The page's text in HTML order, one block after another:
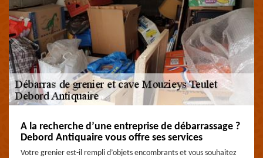
A la recherche d’une entreprise de débarrassage ?
Debord Antiquaire vous offre ses services
Votre grenier est-il rempli d’objets encombrants et vous souhaitez